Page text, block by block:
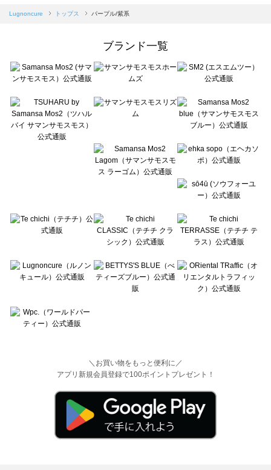
Samansa Mos2 blue（サマンサモスモス ブルー）のトップス一覧
sō4ū（ソウフォーユー）のトップス一覧
Te chichi（テチチ）のトップス一覧
Te chichi CLASSIC（テチチ クラシック）のトップス一覧
Lugnoncure（ルノンキュール）のトップス一覧
BETTY'S BLUE（べティーズブルー）のトップス一覧
Wpc.（ワールドパーティー）のトップス一覧
Lugnoncure トップス パープル/紫系
ブランド一覧
＼お買い物をもっと便利に／
アプリ新規会員登録で100ポイントプレゼント！